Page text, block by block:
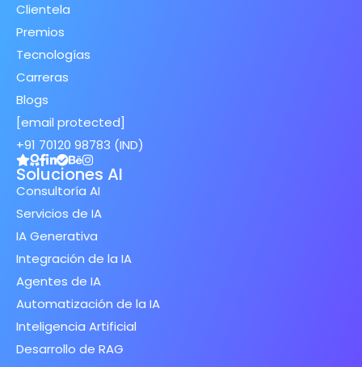
Clientela
Premios
Tecnologías
Carreras
Blogs
[email protected]
+91 70120 98783 (IND)
Soluciones AI
Consultoría AI
Servicios de IA
IA Generativa
Integración de la IA
Agentes de IA
Automatización de la IA
Inteligencia Artificial
Desarrollo de RAG